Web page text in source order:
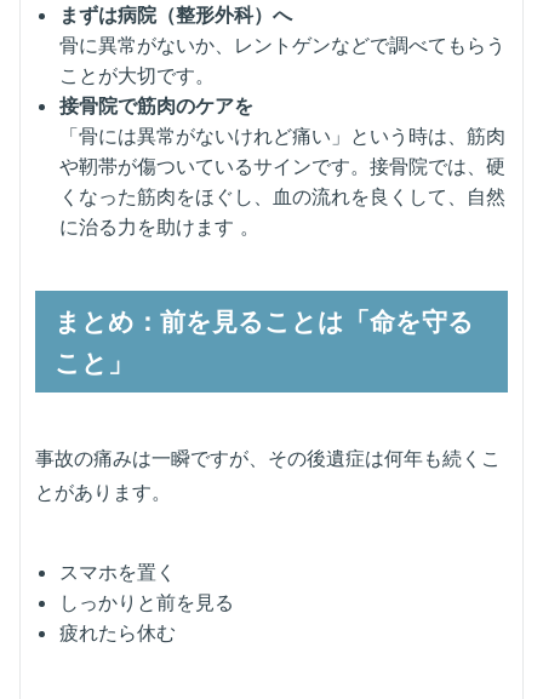
まずは病院（整形外科）へ
骨に異常がないか、レントゲンなどで調べてもらう
ことが大切です。
接骨院で筋肉のケアを
「骨には異常がないけれど痛い」という時は、筋肉
や靭帯が傷ついているサインです。接骨院では、硬
くなった筋肉をほぐし、血の流れを良くして、自然
に治る力を助けます 。
まとめ：前を見ることは「命を守る
こと」
事故の痛みは一瞬ですが、その後遺症は何年も続くこ
とがあります。
スマホを置く
しっかりと前を見る
疲れたら休む